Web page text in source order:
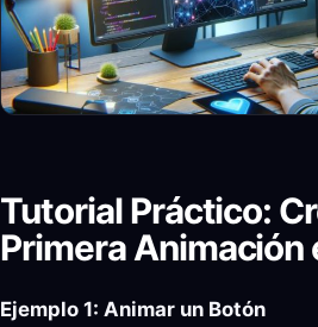
Tutorial Práctico:
Primera Animación
Ejemplo 1: Animar un Botón